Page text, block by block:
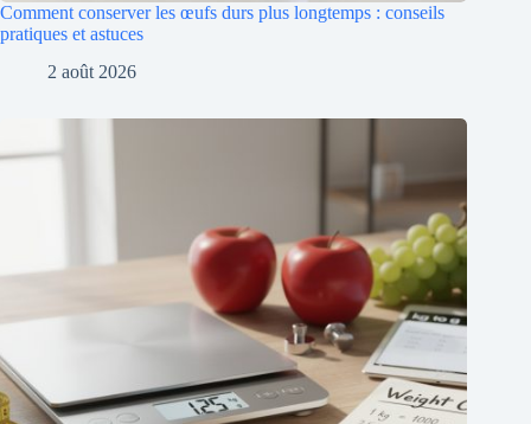
Comment conserver les œufs durs plus longtemps : conseils
pratiques et astuces
2 août 2026